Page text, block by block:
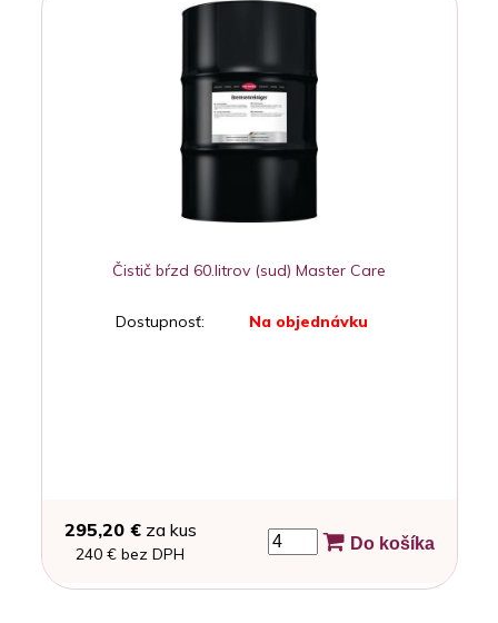
Čistič bŕzd 60.litrov (sud) Master Care
Dostupnosť: Na objednávku
295,20 €za kus
240 € bez DPH
Do košíka